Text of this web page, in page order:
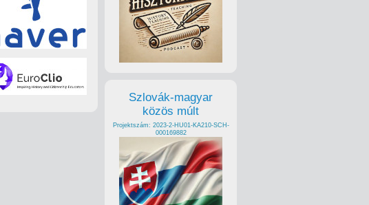
Szlovák-magyar
közös múlt
Projektszám: 2023-2-HU01-KA210-SCH-
000169882